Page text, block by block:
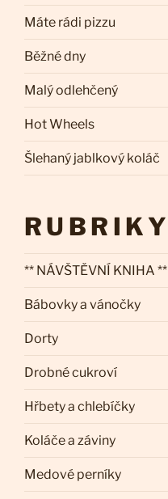
Máte rádi pizzu
Běžné dny
Malý odlehčený
Hot Wheels
Šlehaný jablkový koláč
RUBRIKY
** NÁVŠTĚVNÍ KNIHA **
Bábovky a vánočky
Dorty
Drobné cukroví
Hřbety a chlebíčky
Koláče a záviny
Medové perníky